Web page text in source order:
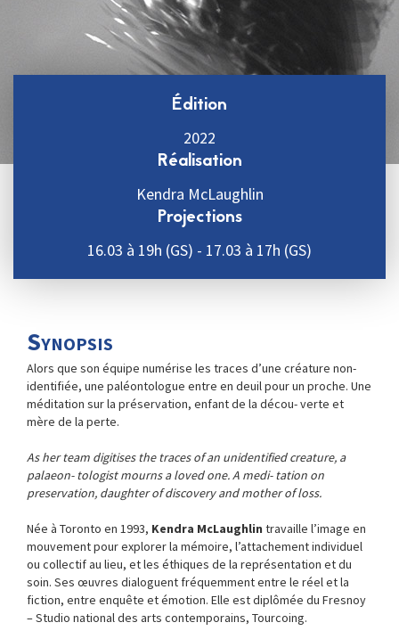
Édition
2022
Réalisation
Kendra McLaughlin
Projections
16.03 à 19h (GS) - 17.03 à 17h (GS)
Synopsis
Alors que son équipe numérise les traces d’une créature non-
identifiée, une paléontologue entre en deuil pour un proche. Une
méditation sur la préservation, enfant de la décou- verte et
mère de la perte.
As her team digitises the traces of an unidentified creature, a
palaeon- tologist mourns a loved one. A medi- tation on
preservation, daughter of discovery and mother of loss.
Née à Toronto en 1993, Kendra McLaughlin travaille l’image en
mouvement pour explorer la mémoire, l’attachement individuel
ou collectif au lieu, et les éthiques de la représentation et du
soin. Ses œuvres dialoguent fréquemment entre le réel et la
fiction, entre enquête et émotion. Elle est diplômée du Fresnoy
– Studio national des arts contemporains, Tourcoing.